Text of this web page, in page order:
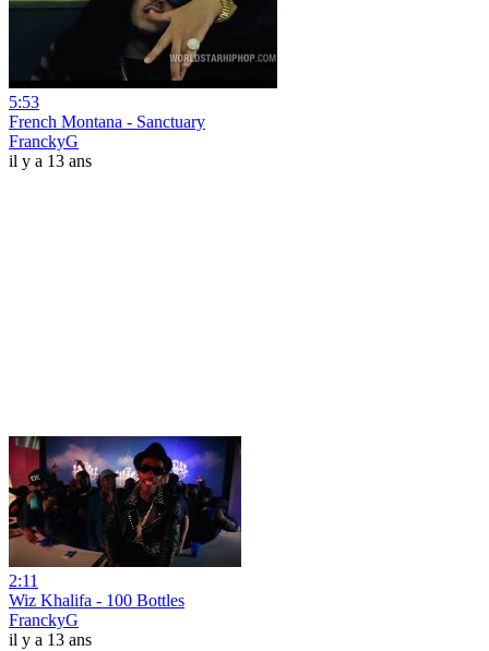
5:53
French Montana - Sanctuary
FranckyG
il y a 13 ans
2:11
Wiz Khalifa - 100 Bottles
FranckyG
il y a 13 ans